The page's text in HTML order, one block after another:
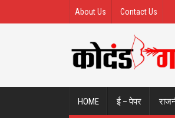
About Us Contact Us
HOME ई – पेपर